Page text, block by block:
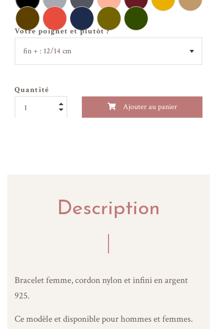
Votre poignet et plutôt ?
Quantité
Ajouter au panier
Description
Bracelet femme, cordon nylon et infini en argent
925.
Ce modèle et disponible pour hommes et femmes.